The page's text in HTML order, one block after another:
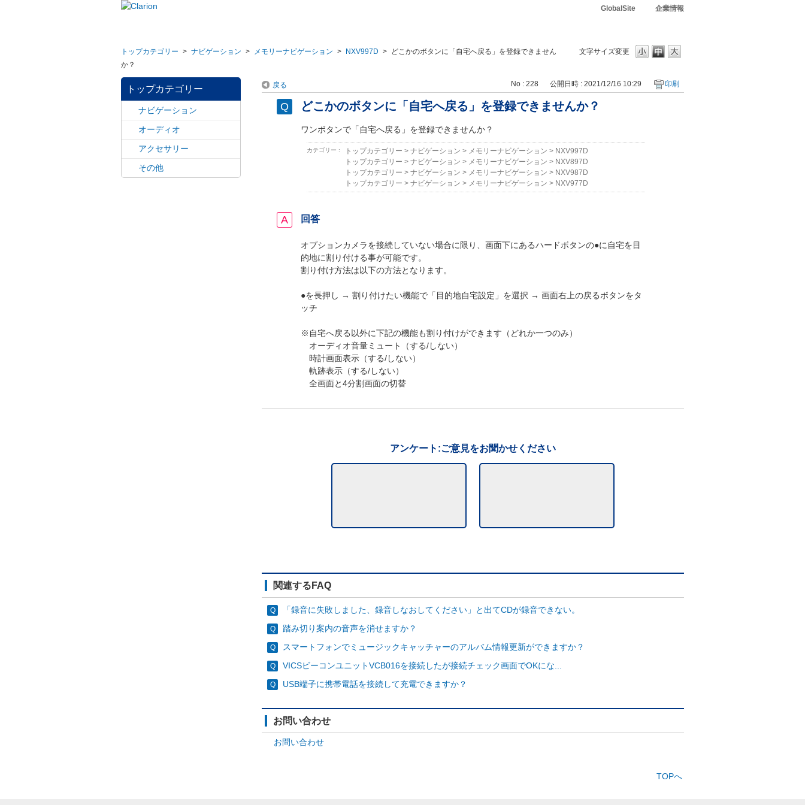
GlobalSite 企業情報
文字サイズ変更
トップカテゴリー > ナビゲーション > メモリーナビゲーション > NXV997D >
どこかのボタンに「自宅へ戻る」を登録できません
か？
トップカテゴリー
ナビゲーション
オーディオ
アクセサリー
その他
戻る No : 228 公開日時 : 2021/12/16 10:29 印刷
どこかのボタンに「自宅へ戻る」を登録できませんか？
ワンボタンで「自宅へ戻る」を登録できませんか？
カテゴリー : トップカテゴリー > ナビゲーション > メモリーナビゲーション > NXV997D
トップカテゴリー > ナビゲーション > メモリーナビゲーション > NXV897D
トップカテゴリー > ナビゲーション > メモリーナビゲーション > NXV987D
トップカテゴリー > ナビゲーション > メモリーナビゲーション > NXV977D
回答
オプションカメラを接続していない場合に限り、画面下にあるハードボタンの●に自宅を目
的地に割り付ける事が可能です。
割り付け方法は以下の方法となります。
●を長押し → 割り付けたい機能で「目的地自宅設定」を選択 → 画面右上の戻るボタンをタ
ッチ
※自宅へ戻る以外に下記の機能も割り付けができます（どれか一つのみ）
オーディオ音量ミュート（する/しない）
時計画面表示（する/しない）
軌跡表示（する/しない）
全画面と4分割画面の切替
アンケート:ご意見をお聞かせください
関連するFAQ
「録音に失敗しました、録音しなおしてください」と出てCDが録音できない。
踏み切り案内の音声を消せますか？
スマートフォンでミュージックキャッチャーのアルバム情報更新ができますか？
VICSビーコンユニットVCB016を接続したが接続チェック画面でOKにな...
USB端子に携帯電話を接続して充電できますか？
お問い合わせ
お問い合わせ
TOPへ